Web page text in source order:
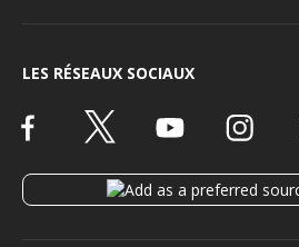
LES RÉSEAUX SOCIAUX